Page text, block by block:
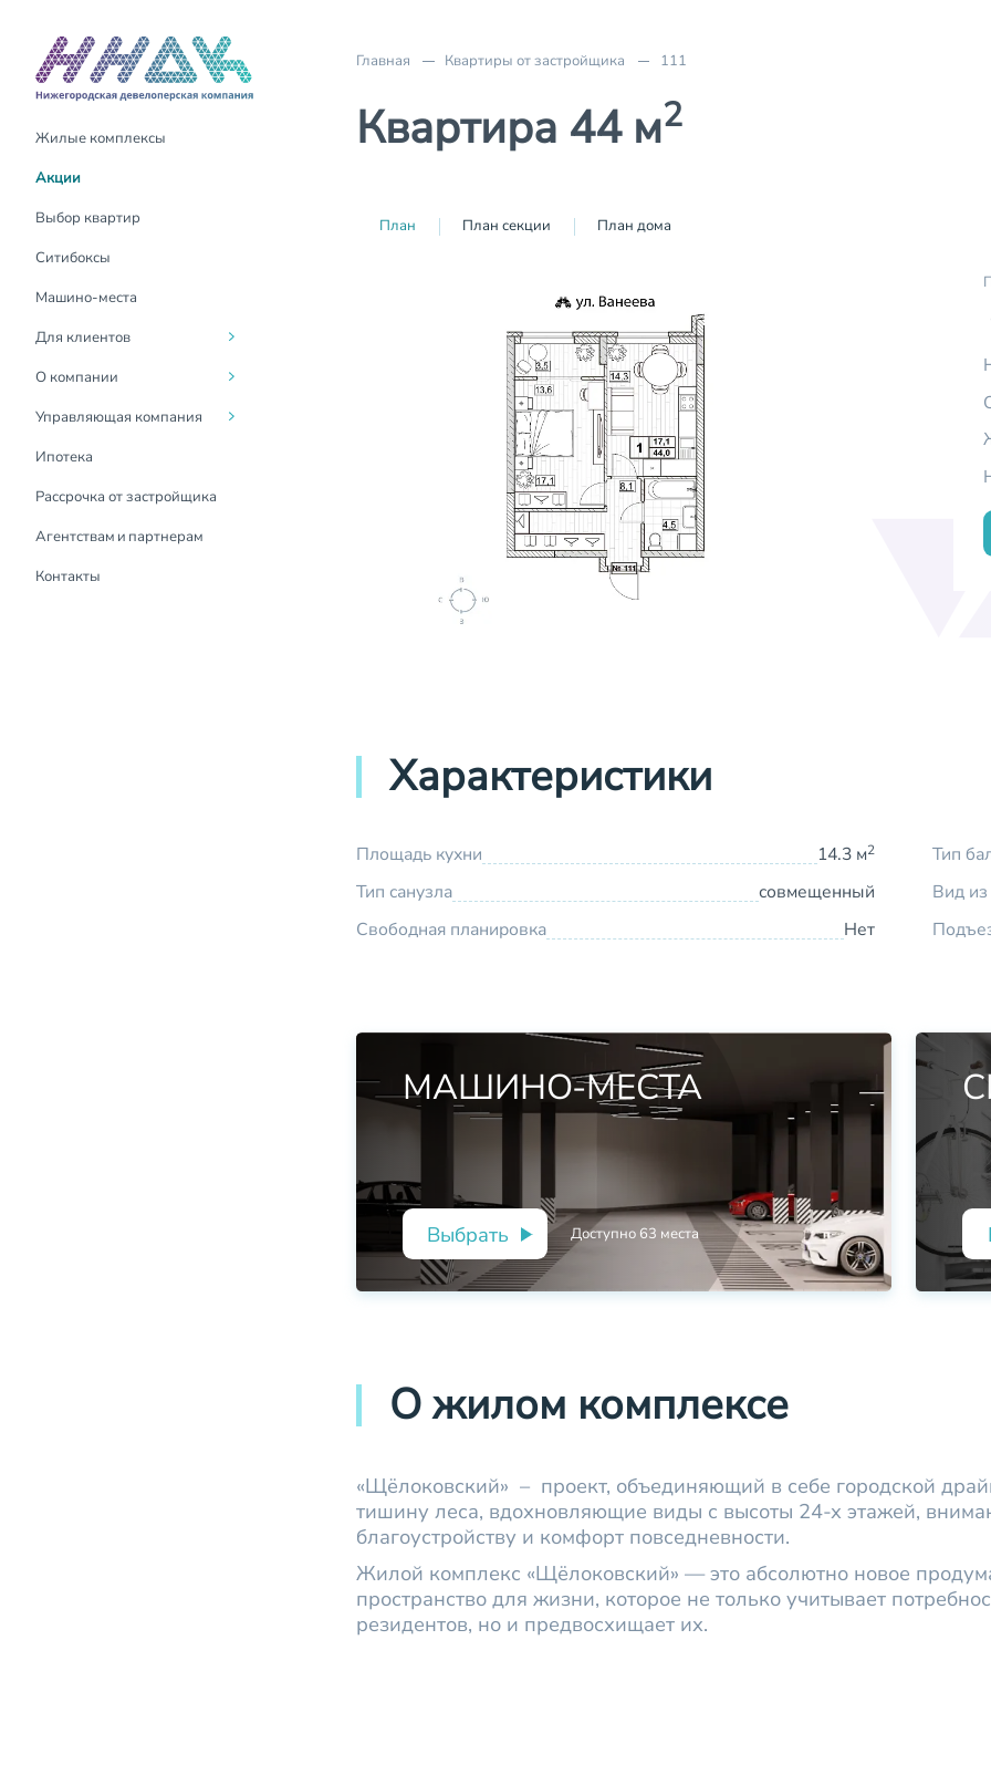
Жилые комплексы
Акции
Выбор квартир
Ситибоксы
Машино-места
Для клиентов
О компании
Управляющая компания
Ипотека
Рассрочка от застройщика
Агентствам и партнерам
Контакты
Акции
Трейд-Ин
Материнский капитал
Выдача ключей
Оформление
собственности
Покупка онлайн
недвижимость
Рассрочка от застройщика
О компании
Руководство
Социальная
Новости
СМИ о нас
О компании
Для жителей
Госуслуги Дом
Контакты
Главная Квартиры от застройщика 111
Квартира 44 м2
План План секции План дома
Характеристики
Площадь кухни 14.3 м2
Тип санузла
совмещенный
Свободная планировка
Нет
Тип
Вид
МАШИНО-МЕСТА
Выбрать Доступно 63 места
О жилом комплексе
«Щёлоковский» – проект, объединяющий в себе городской
тишину леса, вдохновляющие виды с высоты 24-х этажей,
благоустройству и комфорт повседневности.
Жилой комплекс «Щёлоковский» — это абсолютно новое
пространство для жизни, которое не только учитывает
резидентов, но и предвосхищает их.